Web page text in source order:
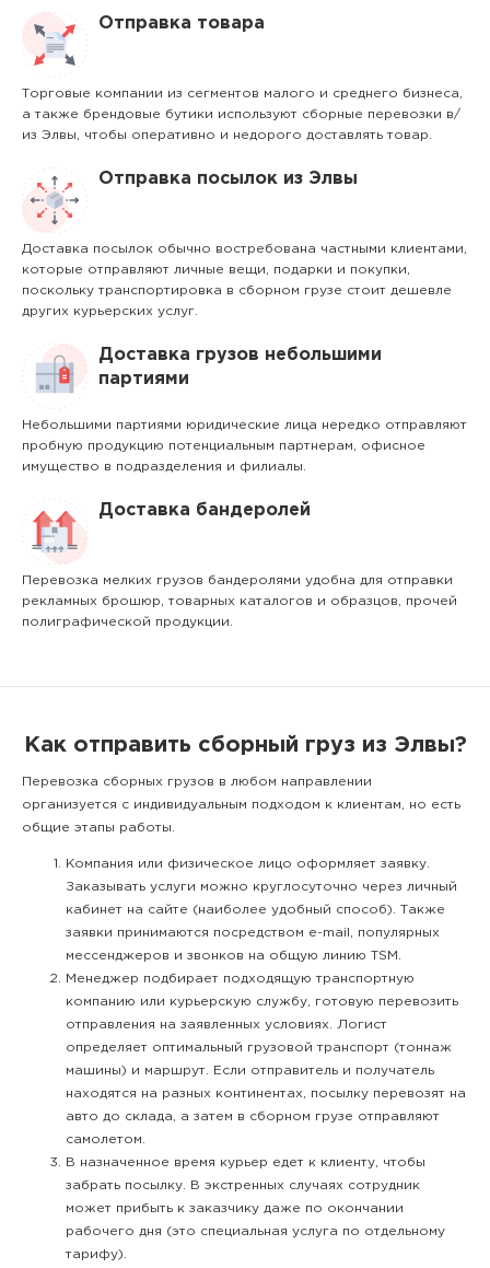
Отправка товара
Торговые компании из сегментов малого и среднего бизнеса,
а также брендовые бутики используют сборные перевозки в/
из Элвы, чтобы оперативно и недорого доставлять товар.
Отправка посылок из Элвы
Доставка посылок обычно востребована частными клиентами,
которые отправляют личные вещи, подарки и покупки,
поскольку транспортировка в сборном грузе стоит дешевле
других курьерских услуг.
Доставка грузов небольшими
партиями
Небольшими партиями юридические лица нередко отправляют
пробную продукцию потенциальным партнерам, офисное
имущество в подразделения и филиалы.
Доставка бандеролей
Перевозка мелких грузов бандеролями удобна для отправки
рекламных брошюр, товарных каталогов и образцов, прочей
полиграфической продукции.
Как отправить сборный груз из Элвы?
Перевозка сборных грузов в любом направлении
организуется с индивидуальным подходом к клиентам, но есть
общие этапы работы.
Компания или физическое лицо оформляет заявку.
Заказывать услуги можно круглосуточно через личный
кабинет на сайте (наиболее удобный способ). Также
заявки принимаются посредством e-mail, популярных
мессенджеров и звонков на общую линию TSM.
Менеджер подбирает подходящую транспортную
компанию или курьерскую службу, готовую перевозить
отправления на заявленных условиях. Логист
определяет оптимальный грузовой транспорт (тоннаж
машины) и маршрут. Если отправитель и получатель
находятся на разных континентах, посылку перевозят на
авто до склада, а затем в сборном грузе отправляют
самолетом.
В назначенное время курьер едет к клиенту, чтобы
забрать посылку. В экстренных случаях сотрудник
может прибыть к заказчику даже по окончании
рабочего дня (это специальная услуга по отдельному
тарифу).